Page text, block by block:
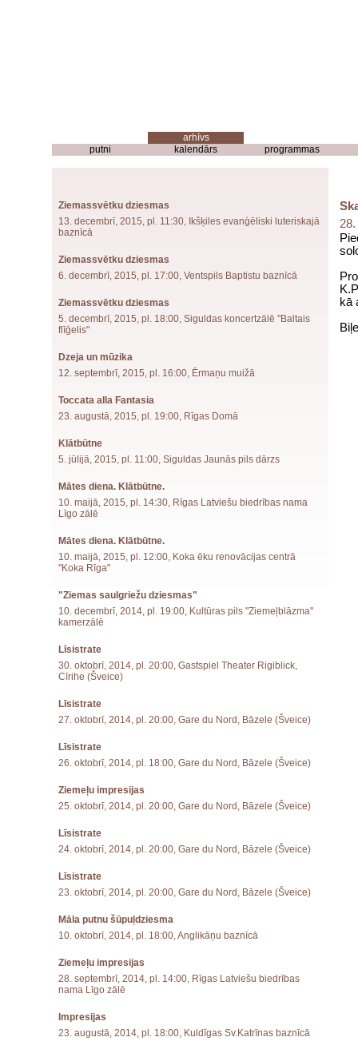
putni kalendārs programmas
Ziemassvētku dziesmas
13. decembrī, 2015, pl. 11:30, Ikšķiles evanģēliski luteriskajā
baznīcā
Ziemassvētku dziesmas
6. decembrī, 2015, pl. 17:00, Ventspils Baptistu baznīcā
Ziemassvētku dziesmas
5. decembrī, 2015, pl. 18:00, Siguldas koncertzālē "Baltais
flīģelis"
Dzeja un mūzika
12. septembrī, 2015, pl. 16:00, Ērmaņu muižā
Toccata alla Fantasia
23. augustā, 2015, pl. 19:00, Rīgas Domā
Klātbūtne
5. jūlijā, 2015, pl. 11:00, Siguldas Jaunās pils dārzs
Mātes diena. Klātbūtne.
10. maijā, 2015, pl. 14:30, Rīgas Latviešu biedrības nama
Līgo zālē
Mātes diena. Klātbūtne.
10. maijā, 2015, pl. 12:00, Koka ēku renovācijas centrā
"Koka Rīga"
"Ziemas saulgriežu dziesmas"
10. decembrī, 2014, pl. 19:00, Kultūras pils "Ziemeļblāzma"
kamerzālē
Līsistrate
30. oktobrī, 2014, pl. 20:00, Gastspiel Theater Rigiblick,
Cīrihe (Šveice)
Līsistrate
27. oktobrī, 2014, pl. 20:00, Gare du Nord, Bāzele (Šveice)
Līsistrate
26. oktobrī, 2014, pl. 18:00, Gare du Nord, Bāzele (Šveice)
Ziemeļu impresijas
25. oktobrī, 2014, pl. 20:00, Gare du Nord, Bāzele (Šveice)
Līsistrate
24. oktobrī, 2014, pl. 20:00, Gare du Nord, Bāzele (Šveice)
Līsistrate
23. oktobrī, 2014, pl. 20:00, Gare du Nord, Bāzele (Šveice)
Māla putnu šūpuļdziesma
10. oktobrī, 2014, pl. 18:00, Anglikāņu baznīcā
Ziemeļu impresijas
28. septembrī, 2014, pl. 14:00, Rīgas Latviešu biedrības
nama Līgo zālē
Impresijas
23. augustā, 2014, pl. 18:00, Kuldīgas Sv.Katrīnas baznīcā
kā